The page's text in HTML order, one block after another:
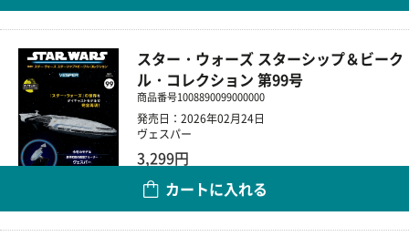
スター・ウォーズ スターシップ＆ビーク
ル・コレクション 第99号
商品番号1008890099000000
発売日：2026年02月24日
ヴェスパー
3,299円
カートに入れる